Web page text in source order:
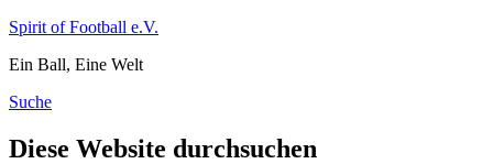
Zum
springen
Spirit of Football e.V.
Ein Ball, Eine Welt
Suche
Diese Website durchsuchen